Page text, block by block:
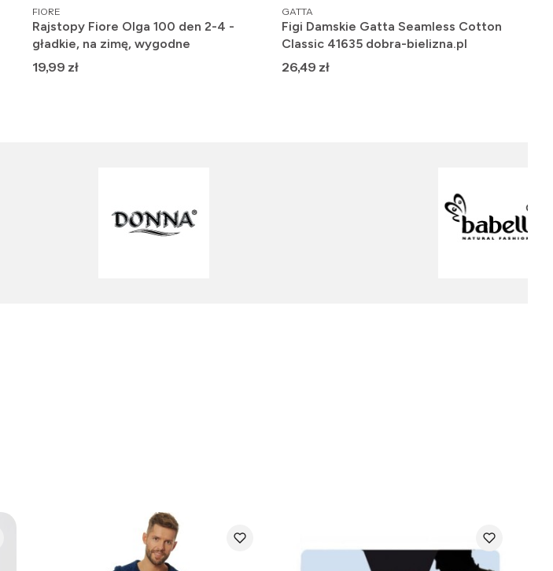
PRODUCENT
FIORE
Rajstopy Fiore Olga 100 den 2-4 -
gładkie, na zimę, wygodne
Cena
19,99 zł
PRODUCENT
GATTA
Figi Damskie Gatta Seamless Cotton
Classic 41635 dobra-bielizna.pl
Cena
26,49 zł